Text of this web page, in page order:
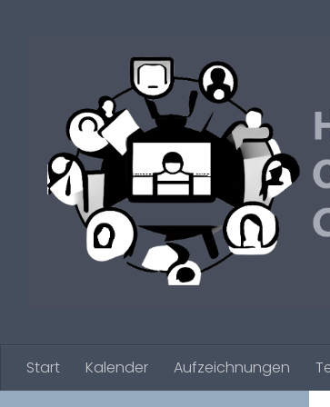
Start Kalender Aufzeichnungen